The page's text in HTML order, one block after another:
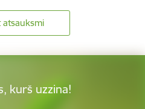
atsauksmi
kurš uzzina!